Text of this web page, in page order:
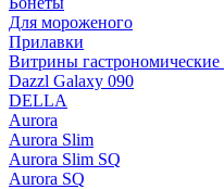
Для мороженого
Прилавки
Витрины
Dazzl Galaxy 090
DELLA
Aurora
Aurora Slim
Aurora Slim SQ
Aurora SQ